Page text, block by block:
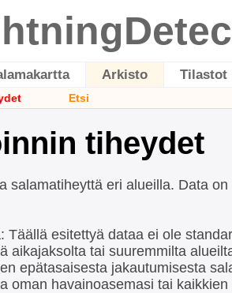
Arkisto Tilastot
Etsi
tiheydet
salamatiheyttä eri alueilla. Data
Täällä esitettyä dataa ei ole
aikajaksolta tai suuremmilta
epätasaisesta jakautumisesta
oman havainoasemasi tai